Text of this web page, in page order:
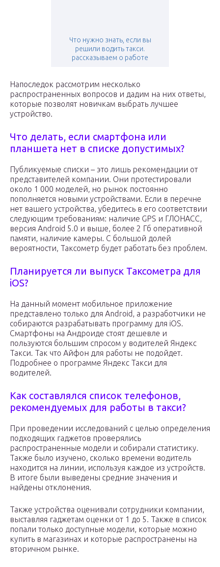
Что нужно знать, если вы
решили водить такси.
рассказываем о работе
Напоследок рассмотрим несколько
распространенных вопросов и дадим на них ответы,
которые позволят новичкам выбрать лучшее
устройство.
Что делать, если смартфона или
планшета нет в списке допустимых?
Публикуемые списки – это лишь рекомендации от
представителей компании. Они протестировали
около 1 000 моделей, но рынок постоянно
пополняется новыми устройствами. Если в перечне
нет вашего устройства, убедитесь в его соответствии
следующим требованиям: наличие GPS и ГЛОНАСС,
версия Android 5.0 и выше, более 2 Гб оперативной
памяти, наличие камеры. С большой долей
вероятности, Таксометр будет работать без проблем.
Планируется ли выпуск Таксометра для
iOS?
На данный момент мобильное приложение
представлено только для Android, а разработчики не
собираются разрабатывать программу для iOS.
Смартфоны на Андроиде стоят дешевле и
пользуются большим спросом у водителей Яндекс
Такси. Так что Айфон для работы не подойдет.
Подробнее о программе Яндекс Такси для
водителей.
Как составлялся список телефонов,
рекомендуемых для работы в такси?
При проведении исследований с целью определения
подходящих гаджетов проверялись
распространенные модели и собирали статистику.
Также было изучено, сколько времени водитель
находится на линии, используя каждое из устройств.
В итоге были выведены средние значения и
найдены отклонения.
Также устройства оценивали сотрудники компании,
выставляя гаджетам оценки от 1 до 5. Также в список
попали только доступные модели, которые можно
купить в магазинах и которые распространены на
вторичном рынке.